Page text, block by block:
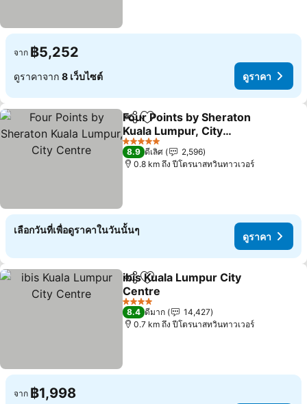
จาก ฿5,252
ดูราคาจาก 8 เว็บไซต์ ดูราคา
แชร์ เพิ่มในรายการโปรด
Four Points by Sheraton
Kuala Lumpur, City
Centre
ดูราคา
5 ดาว
8.9 ดีเลิศ
2,596
0.8 km ถึง ปีโตรนาสทวินทาวเวอร์
เลือกวันที่เพื่อดูราคาในวันนั้นๆ
ดูราคา
แชร์ เพิ่มในรายการโปรด
ibis Kuala Lumpur City
Centre
ดูราคา
4 ดาว
8.4 ดีมาก
14,427
0.7 km ถึง ปีโตรนาสทวินทาวเวอร์
จาก ฿1,998